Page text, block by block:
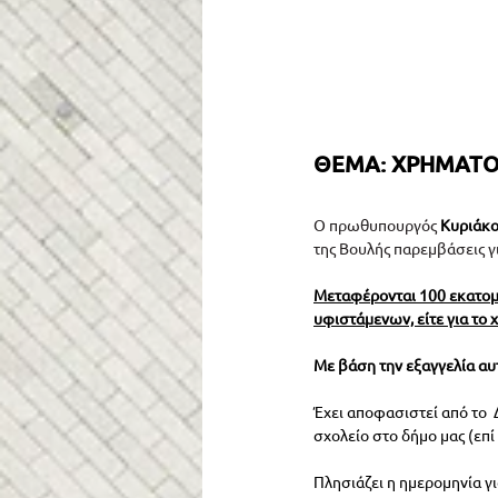
ΘΕΜΑ:
Ο πρωθυπουργός
της Βουλής παρεμβάσεις
Μεταφέρονται 100
υφιστάμενων, είτε για
Με βάση την εξαγγελία
Έχει αποφασιστεί από το
σχολείο στο δήμο μας
Πλησιάζει η ημερομηνία